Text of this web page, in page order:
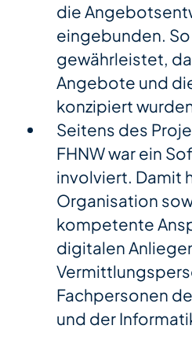
die
eingebunden.
gewährleistet,
Angebote und
konzipiert
Seitens des
FHNW war ein
involviert. Damit
Organisation
kompetente
digitalen
Fachpersonen
und der